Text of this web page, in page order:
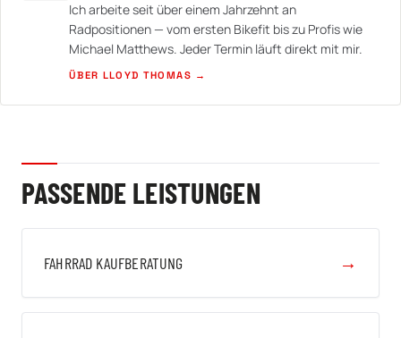
Ich arbeite seit über einem Jahrzehnt an
Radpositionen — vom ersten Bikefit bis zu Profis wie
Michael Matthews. Jeder Termin läuft direkt mit mir.
ÜBER LLOYD THOMAS →
PASSENDE LEISTUNGEN
FAHRRAD KAUFBERATUNG →